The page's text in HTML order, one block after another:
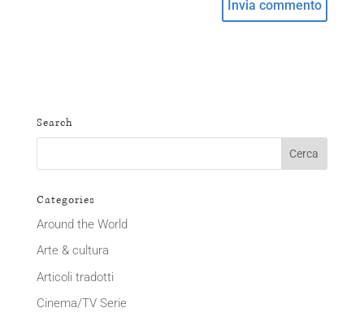
Search
Categories
Around the World
Arte & cultura
Articoli tradotti
Cinema/TV Serie